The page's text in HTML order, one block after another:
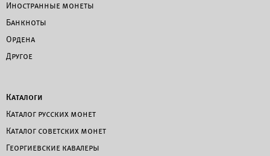
Иностранные монеты
Банкноты
Ордена
Другое
Каталоги
Каталог русских монет
Каталог советских монет
Георгиевские кавалеры